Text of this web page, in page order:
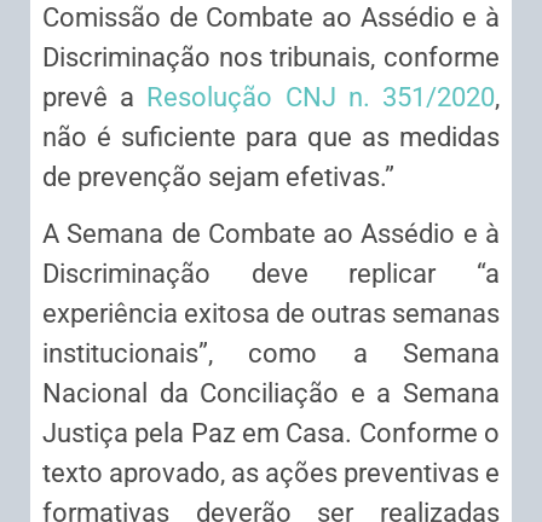
Comissão de Combate ao Assédio e à
Discriminação nos tribunais, conforme
prevê a Resolução CNJ n. 351/2020,
não é suficiente para que as medidas
de prevenção sejam efetivas.”
A Semana de Combate ao Assédio e à
Discriminação deve replicar “a
experiência exitosa de outras semanas
institucionais”, como a Semana
Nacional da Conciliação e a Semana
Justiça pela Paz em Casa. Conforme o
texto aprovado, as ações preventivas e
formativas deverão ser realizadas